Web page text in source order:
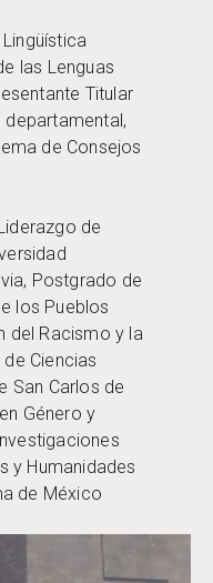
las Lenguas
Titular
departamental,
de Consejos
de
Postgrado de
los Pueblos
del Racismo y la
Ciencias
San Carlos de
Género y
y Humanidades
de México